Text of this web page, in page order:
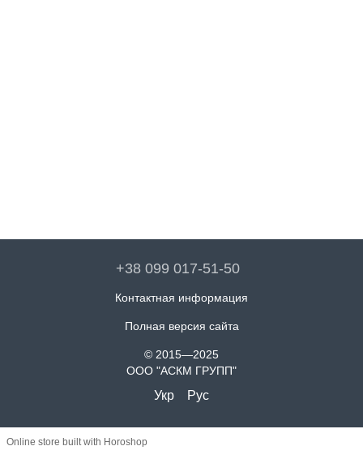
+38 099 017-51-50
Контактная информация
Полная версия сайта
© 2015—2025
ООО "АСКМ ГРУПП"
Укр Рус
Online store built with Horoshop